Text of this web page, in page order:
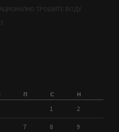
ТРОШИТЕ ВОДУ
П С Н
1 2
7 8 9